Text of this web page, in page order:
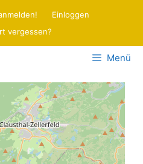
Einloggen
vergessen?
Menü